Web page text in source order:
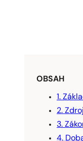
OBSAH
1.
2.
3.
4.